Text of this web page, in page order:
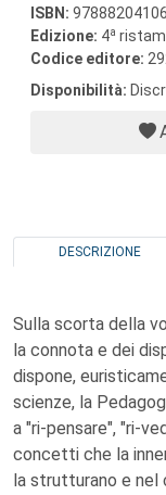
ISBN:
Edizione: 4a
Codice editore:
Disponibilità:
DESCRIZIONE
Sulla scorta della
la connota e dei
dispone,
scienze, la
a "ri-pensare", "ri-
concetti che la
la strutturano e nel